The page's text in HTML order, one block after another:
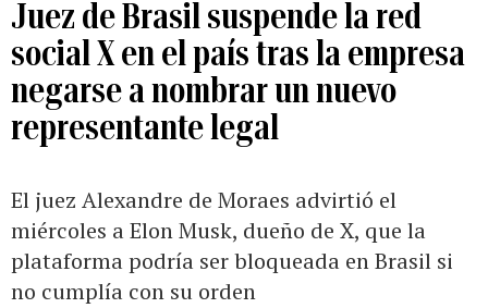
Juez de Brasil suspende la red
social X en el país tras la empresa
negarse a nombrar un nuevo
representante legal
El juez Alexandre de Moraes advirtió el
miércoles a Elon Musk, dueño de X, que la
plataforma podría ser bloqueada en Brasil si
no cumplía con su orden